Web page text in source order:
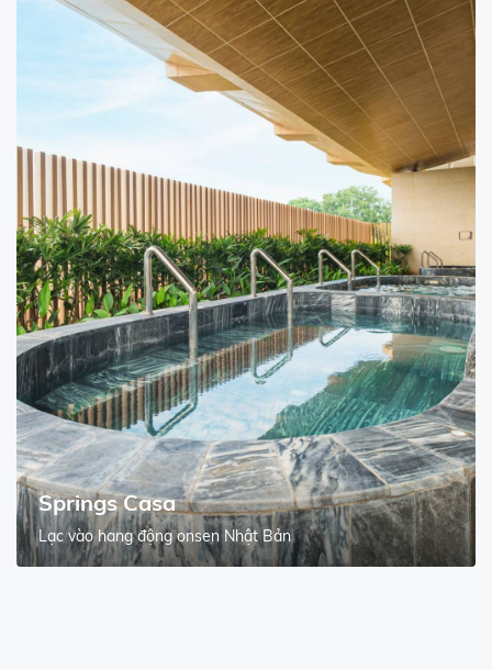
Springs Casa
Lạc vào hang động onsen Nhật Bản